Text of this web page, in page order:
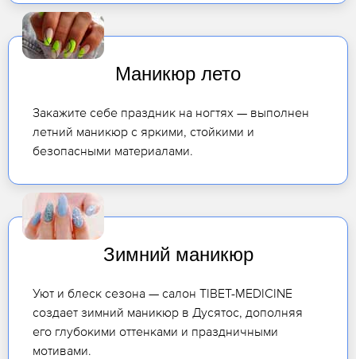
Маникюр лето
Закажите себе праздник на ногтях — выполнен
летний маникюр с яркими, стойкими и
безопасными материалами.
Зимний маникюр
Уют и блеск сезона — салон TIBET-MEDICINE
создает зимний маникюр в Дусятос, дополняя
его глубокими оттенками и праздничными
мотивами.